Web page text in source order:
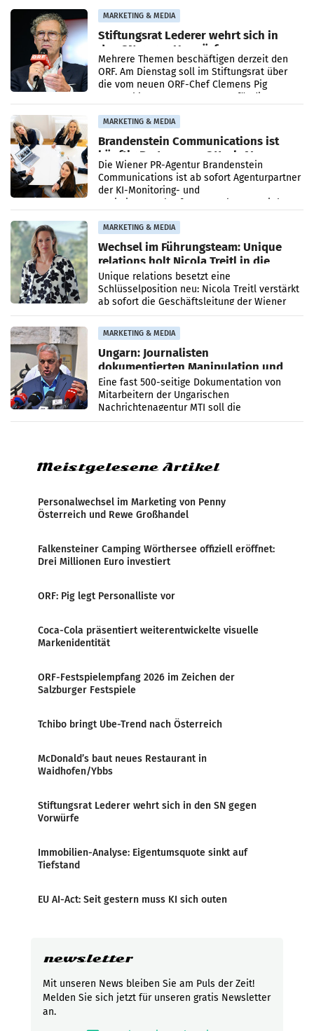
verdoppelte (+102
MARKETING & MEDIA
Stiftungsrat Lederer wehrt sich in
den SN gegen Vorwürfe
Mehrere Themen beschäftigen derzeit den
ORF. Am Dienstag soll im Stiftungsrat über
die vom neuen ORF-Chef Clemens Pig
vorgeschlagenen Besetzungen für die
MARKETING & MEDIA
Brandenstein Communications ist
künftig Partner von OtterlyAI
Die Wiener PR-Agentur Brandenstein
Communications ist ab sofort Agenturpartner
der KI-Monitoring- und
Optimierungsplattform OtterlyAI. Damit baut
MARKETING & MEDIA
Wechsel im Führungsteam: Unique
relations holt Nicola Treitl in die
Geschäftsleitung
Unique relations besetzt eine
Schlüsselposition neu: Nicola Treitl verstärkt
ab sofort die Geschäftsleitung der Wiener
PR-Agentur an der Seite von Josef Kalina und
Anna Kalina-Mahr.
MARKETING & MEDIA
Ungarn: Journalisten
dokumentierten Manipulation und
Zensur
Eine fast 500-seitige Dokumentation von
Mitarbeitern der Ungarischen
Nachrichtenagentur MTI soll die
systematische Nachrichten-Manipulation und
Meistgelesene Artikel
Personalwechsel im Marketing von Penny
Österreich und Rewe Großhandel
Falkensteiner Camping Wörthersee offiziell eröffnet:
Drei Millionen Euro investiert
ORF: Pig legt Personalliste vor
Coca-Cola präsentiert weiterentwickelte visuelle
Markenidentität
ORF-Festspielempfang 2026 im Zeichen der
Salzburger Festspiele
Tchibo bringt Ube-Trend nach Österreich
McDonald’s baut neues Restaurant in
Waidhofen/Ybbs
Stiftungsrat Lederer wehrt sich in den SN gegen
Vorwürfe
Immobilien-Analyse: Eigentumsquote sinkt auf
Tiefstand
EU AI-Act: Seit gestern muss KI sich outen
newsletter
Mit unseren News bleiben Sie am Puls der Zeit!
Melden Sie sich jetzt für unseren gratis Newsletter
an.